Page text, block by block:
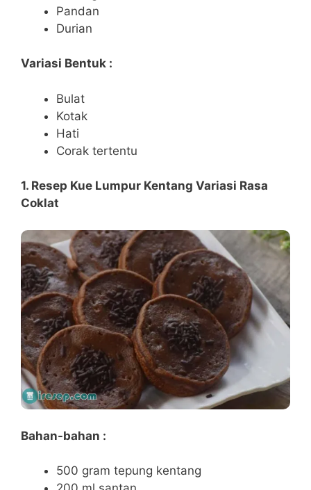
Pandan
Durian
Variasi Bentuk :
Bulat
Kotak
Hati
Corak tertentu
1. Resep Kue Lumpur Kentang Variasi Rasa
Coklat
Bahan-bahan :
500 gram tepung kentang